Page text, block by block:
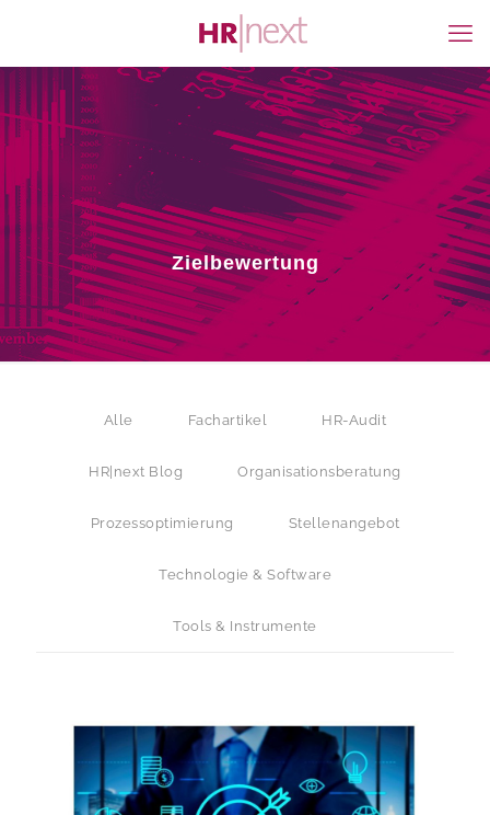
Zielbewertung
Alle Fachartikel HR-Audit
HR|next Blog Organisationsberatung
Prozessoptimierung Stellenangebot
Technologie & Software
Tools & Instrumente